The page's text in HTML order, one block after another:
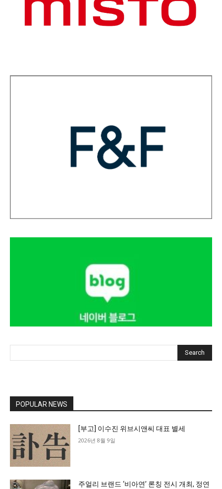
Search
POPULAR NEWS
[부고] 이수진 위브시앤씨 대표 별세
2026년 8월 9일
주얼리 브랜드 ‘비아연’ 론칭 전시 개최, 정연